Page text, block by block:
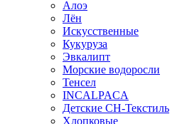
Алоэ
Лён
Искусственные
Кукуруза
Эвкалипт
Морские водоросли
Тенсел
INCALPACA
Детские СН-Текстиль
Хлопковые